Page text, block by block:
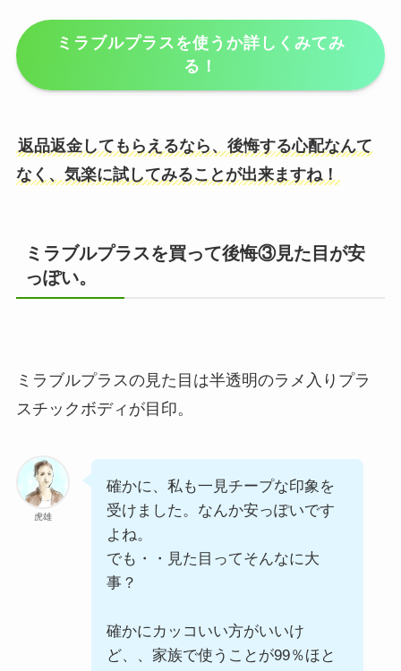
ミラブルプラスを使うか詳しくみてみ
る！
返品返金してもらえるなら、後悔する心配なんて
なく、気楽に試してみることが出来ますね！
ミラブルプラスを買って後悔③見た目が安
っぽい。
ミラブルプラスの見た目は半透明のラメ入りプラ
スチックボディが目印。
虎雄
確かに、私も一見チープな印象を
受けました。なんか安っぽいです
よね。
でも・・見た目ってそんなに大
事？
確かにカッコいい方がいいけ
ど、、家族で使うことが99％ほと